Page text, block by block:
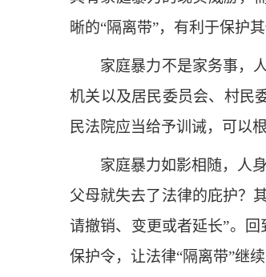
晰的“隔离带”，有利于保护
家庭暴力不是家务事，人
机关以及居民委员会、村民
民法院应当给予训诫，可以
家庭暴力如影相随，人身
父母就失去了法律的庇护？
请撤销、变更或者延长”。
保护令，让法律“隔离带”继续